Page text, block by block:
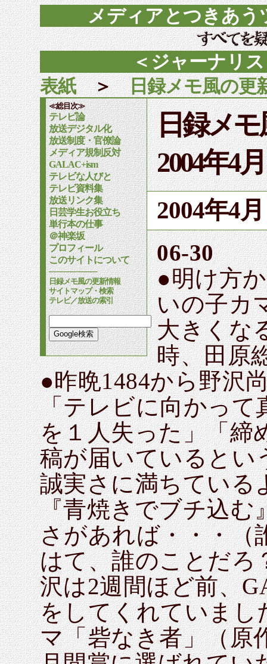
メディアとつきあう
＜ジャーナリ
表紙＞日録メモ風の更
≪総目次≫
テレビ論
放送デジタル化
放送制度・官僚論
メディア規制反対
GALAC+ism
テレビな人びと
テレビ資料集
放送リンク集
日芸学生お役立ち
単行本の仕事
＠神楽坂
プロフィール
このサイトについて
────────
日録メモ風の更新情報
サイトマップ・検索
テレビ／放送の索引
日録メモ
2004年4
2004年4
06-30
●明け方
いの子カ
大きくな
時、田原
●昨晩1484から野沢
「テレビに向かって
を１人失った」「締
稿が届いているとい
誠実さに満ちている
『青焼きでブチ込む
さがあれば・・・（
はて、誰のことだ
沢は2週間ほど前、
をしてくれていまし
マ「砦なき者」（原